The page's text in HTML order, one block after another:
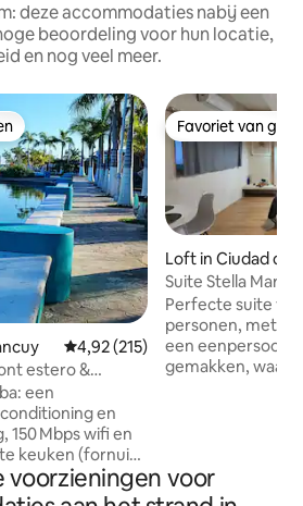
deze accommodaties nabij een
beoordeling voor hun locatie,
en nog veel meer.
Gemiddelde beoordeling van
4,92 (215)
estero &
een
en
150 Mbps wifi en
keuken (fornuis,
Parkeren op
voor je
Favoriet van
Favoriet van
Loft in Ciudad del
Suite Stella Maris
centrum van
Perfecte suite
personen, met
een
gemakken,
bestek, enz. Gelegen in het historische
centrum van
voorzieningen voor